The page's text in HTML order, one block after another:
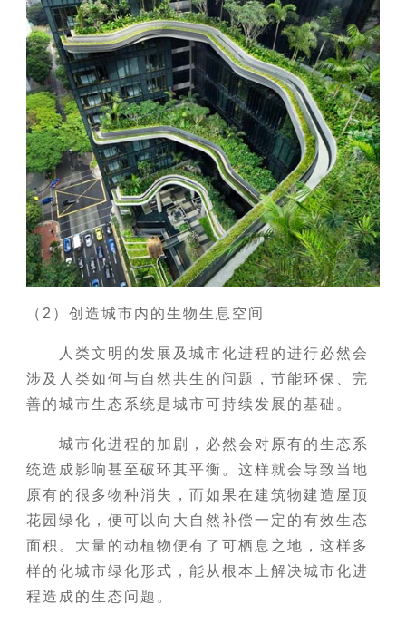
（2）创造城市内的生物生息空间
人类文明的发展及城市化进程的进行必然会
涉及人类如何与自然共生的问题，节能环保、完
善的城市生态系统是城市可持续发展的基础。
城市化进程的加剧，必然会对原有的生态系
统造成影响甚至破环其平衡。这样就会导致当地
原有的很多物种消失，而如果在建筑物建造屋顶
花园绿化，便可以向大自然补偿一定的有效生态
面积。大量的动植物便有了可栖息之地，这样多
样的化城市绿化形式，能从根本上解决城市化进
程造成的生态问题。